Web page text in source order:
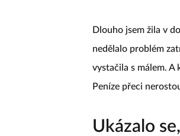
Dlouho jsem žila v
nedělalo problém
vystačila s málem. A
Peníze přeci
Ukázalo